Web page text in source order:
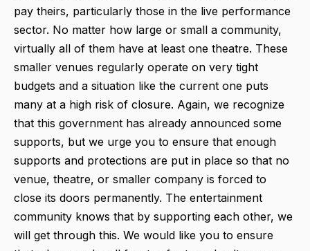
pay theirs, particularly those in the live performance
sector. No matter how large or small a community,
virtually all of them have at least one theatre. These
smaller venues regularly operate on very tight
budgets and a situation like the current one puts
many at a high risk of closure. Again, we recognize
that this government has already announced some
supports, but we urge you to ensure that enough
supports and protections are put in place so that no
venue, theatre, or smaller company is forced to
close its doors permanently. The entertainment
community knows that by supporting each other, we
will get through this. We would like you to ensure